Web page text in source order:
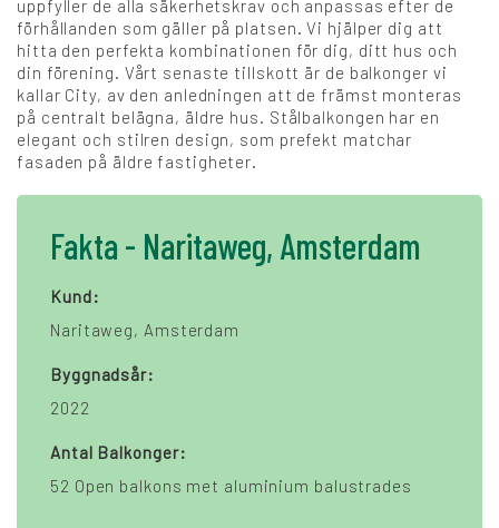
uppfyller de alla säkerhetskrav och anpassas efter de
förhållanden som gäller på platsen. Vi hjälper dig att
hitta den perfekta kombinationen för dig, ditt hus och
din förening. Vårt senaste tillskott är de balkonger vi
kallar City, av den anledningen att de främst monteras
på centralt belägna, äldre hus. Stålbalkongen har en
elegant och stilren design, som prefekt matchar
fasaden på äldre fastigheter.
Fakta - Naritaweg, Amsterdam
Kund:
Naritaweg, Amsterdam
Byggnadsår:
2022
Antal Balkonger:
52 Open balkons met aluminium balustrades